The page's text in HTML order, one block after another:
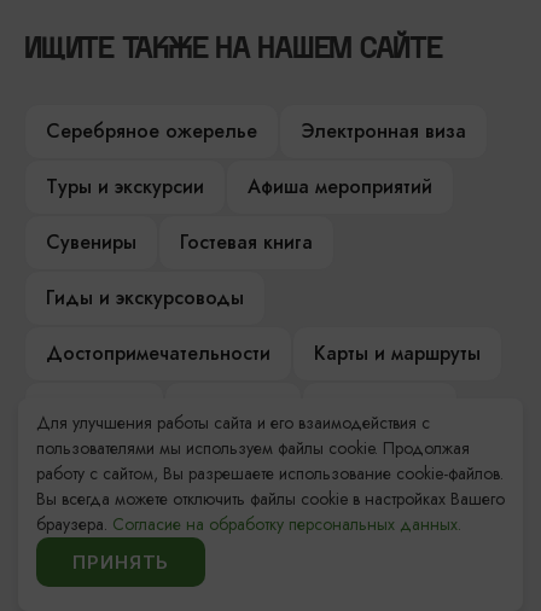
ИЩИТЕ ТАКЖЕ НА НАШЕМ САЙТЕ
Серебряное ожерелье
Электронная виза
Туры и экскурсии
Афиша мероприятий
Сувениры
Гостевая книга
Гиды и экскурсоводы
Достопримечательности
Карты и маршруты
Компас Балтийской кухни
Настоящий Калининградец
Музеи
Для улучшения работы сайта и его взаимодействия с
пользователями мы используем файлы cookie. Продолжая
работу с сайтом, Вы разрешаете использование cookie-файлов.
Вы всегда можете отключить файлы cookie в настройках Вашего
браузера. Согласие на обработку персональных данных.
ПРИНЯТЬ